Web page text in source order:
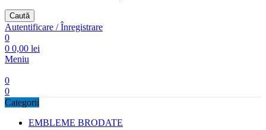
Caută
Autentificare / Înregistrare
0
0 0,00 lei
Meniu
0
0
Categorii
EMBLEME BRODATE